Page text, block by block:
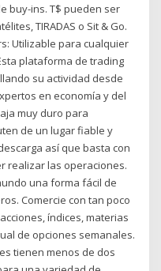
buy-ins. T$ pueden ser
TIRADAS o Sit & Go.
Utilizable para cualquier
plataforma de trading
su actividad desde
en economía y del
muy duro para
de un lugar fiable y
así que basta con
realizar las operaciones.
una forma fácil de
Comercie con tan poco
índices, materias
de opciones semanales.
tienen menos de dos